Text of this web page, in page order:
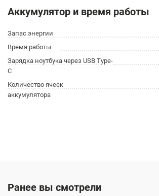
Аккумулятор и время работы
Запас энергии
Время работы
Зарядка ноутбука через USB Type-
C
Количество ячеек
аккумулятора
Ранее вы смотрели